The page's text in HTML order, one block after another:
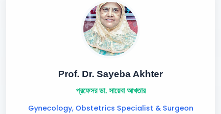
Prof. Dr. Sayeba Akhter
প্রফেসর ডা. সায়েবা আখতার
Gynecology, Obstetrics Specialist & Surgeon